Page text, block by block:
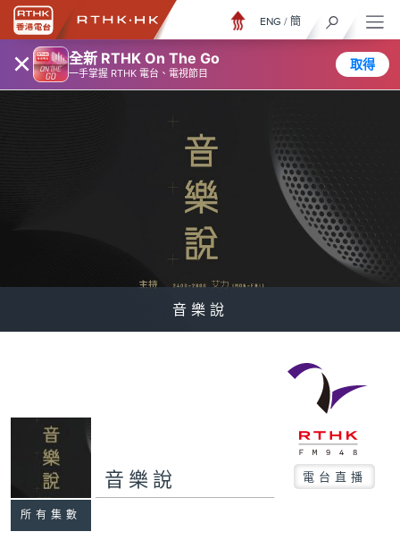
× 全新 RTHK On The Go
一手掌握 RTHK 電台、電視節目
取得
ENG / 簡
音樂說
所有集數
音樂說 電台直播